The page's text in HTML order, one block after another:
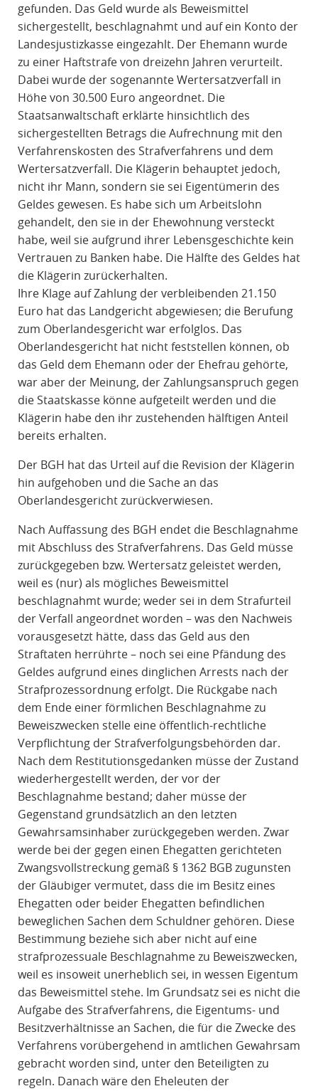
gefunden. Das Geld wurde als Beweismittel
sichergestellt, beschlagnahmt und auf ein Konto der
Landesjustizkasse eingezahlt. Der Ehemann wurde
zu einer Haftstrafe von dreizehn Jahren verurteilt.
Dabei wurde der sogenannte Wertersatzverfall in
Höhe von 30.500 Euro angeordnet. Die
Staatsanwaltschaft erklärte hinsichtlich des
sichergestellten Betrags die Aufrechnung mit den
Verfahrenskosten des Strafverfahrens und dem
Wertersatzverfall. Die Klägerin behauptet jedoch,
nicht ihr Mann, sondern sie sei Eigentümerin des
Geldes gewesen. Es habe sich um Arbeitslohn
gehandelt, den sie in der Ehewohnung versteckt
habe, weil sie aufgrund ihrer Lebensgeschichte kein
Vertrauen zu Banken habe. Die Hälfte des Geldes hat
die Klägerin zurückerhalten.
Ihre Klage auf Zahlung der verbleibenden 21.150
Euro hat das Landgericht abgewiesen; die Berufung
zum Oberlandesgericht war erfolglos. Das
Oberlandesgericht hat nicht feststellen können, ob
das Geld dem Ehemann oder der Ehefrau gehörte,
war aber der Meinung, der Zahlungsanspruch gegen
die Staatskasse könne aufgeteilt werden und die
Klägerin habe den ihr zustehenden hälftigen Anteil
bereits erhalten.
Der BGH hat das Urteil auf die Revision der Klägerin
hin aufgehoben und die Sache an das
Oberlandesgericht zurückverwiesen.
Nach Auffassung des BGH endet die Beschlagnahme
mit Abschluss des Strafverfahrens. Das Geld müsse
zurückgegeben bzw. Wertersatz geleistet werden,
weil es (nur) als mögliches Beweismittel
beschlagnahmt wurde; weder sei in dem Strafurteil
der Verfall angeordnet worden – was den Nachweis
vorausgesetzt hätte, dass das Geld aus den
Straftaten herrührte – noch sei eine Pfändung des
Geldes aufgrund eines dinglichen Arrests nach der
Strafprozessordnung erfolgt. Die Rückgabe nach
dem Ende einer förmlichen Beschlagnahme zu
Beweiszwecken stelle eine öffentlich-rechtliche
Verpflichtung der Strafverfolgungsbehörden dar.
Nach dem Restitutionsgedanken müsse der Zustand
wiederhergestellt werden, der vor der
Beschlagnahme bestand; daher müsse der
Gegenstand grundsätzlich an den letzten
Gewahrsamsinhaber zurückgegeben werden. Zwar
werde bei der gegen einen Ehegatten gerichteten
Zwangsvollstreckung gemäß § 1362 BGB zugunsten
der Gläubiger vermutet, dass die im Besitz eines
Ehegatten oder beider Ehegatten befindlichen
beweglichen Sachen dem Schuldner gehören. Diese
Bestimmung beziehe sich aber nicht auf eine
strafprozessuale Beschlagnahme zu Beweiszwecken,
weil es insoweit unerheblich sei, in wessen Eigentum
das Beweismittel stehe. Im Grundsatz sei es nicht die
Aufgabe des Strafverfahrens, die Eigentums- und
Besitzverhältnisse an Sachen, die für die Zwecke des
Verfahrens vorübergehend in amtlichen Gewahrsam
gebracht worden sind, unter den Beteiligten zu
regeln. Danach wäre den Eheleuten der